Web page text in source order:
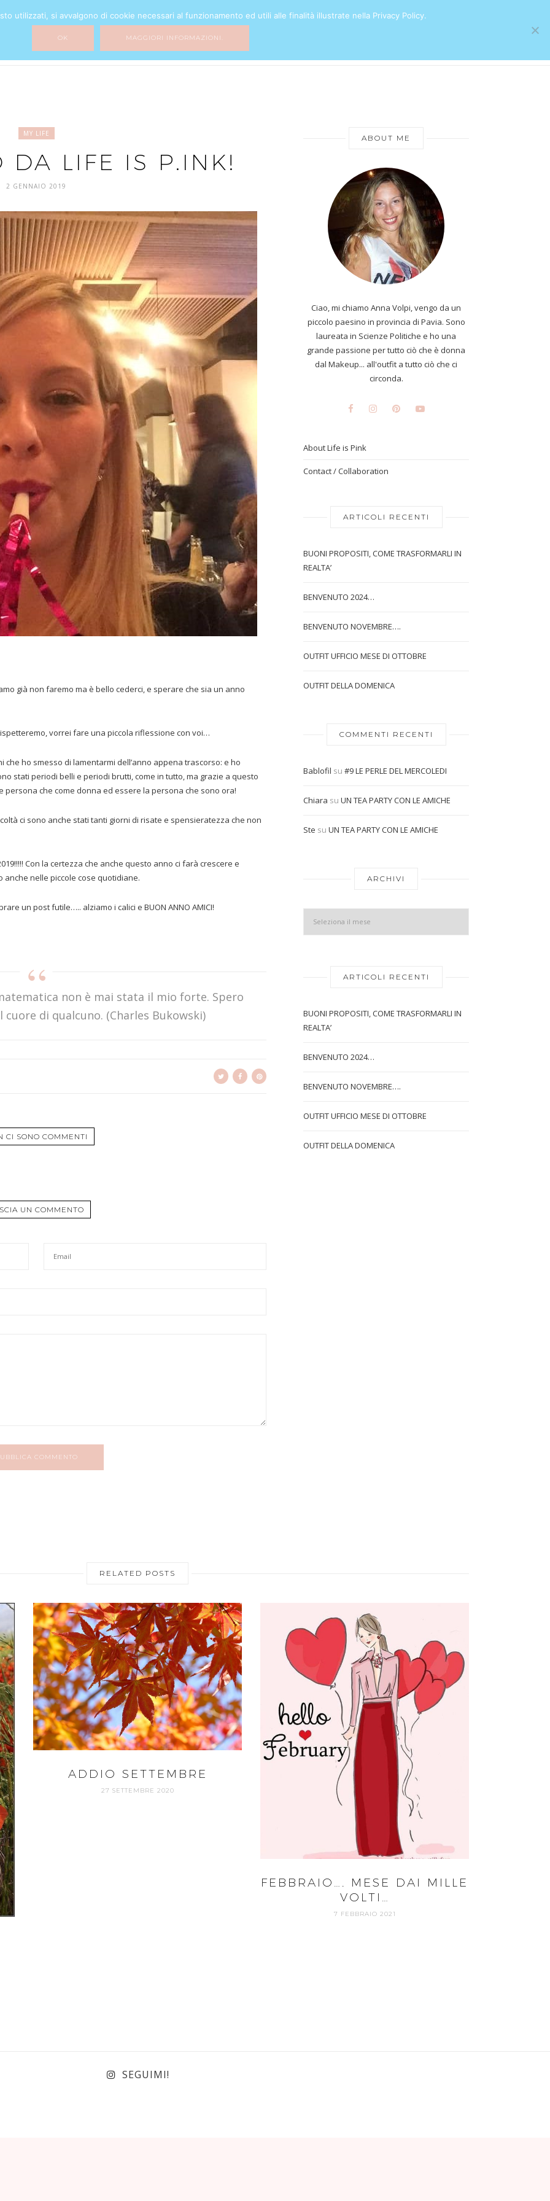
MY LIFE
DA LIFE IS P.INK!
2 GENNAIO 2019
già non faremo ma è bello cederci, e sperare che sia un anno
vorrei fare una piccola riflessione con voi…
che ho smesso di lamentarmi dell’anno appena trascorso: e ho
stati periodi belli e periodi brutti, come in tutto, ma grazie a questo
che come donna ed essere la persona che sono ora!
ci sono anche stati tanti giorni di risate e spensieratezza che non
Con la certezza che anche questo anno ci farà crescere e
nelle piccole cose quotidiane.
un post futile….. alziamo i calici e BUON ANNO AMICI!
non è mai stata il mio forte. Spero
di qualcuno. (Charles Bukowski)
CI SONO COMMENTI
UN COMMENTO
COMMENTO
ABOUT ME
Ciao, mi chiamo Anna Volpi, vengo da un
piccolo paesino in provincia di Pavia. Sono
laureata in Scienze Politiche e ho una
grande passione per tutto ciò che è donna
dal Makeup... all'outfit a tutto ciò che ci
circonda.
About Life is Pink
Contact / Collaboration
ARTICOLI RECENTI
BUONI PROPOSITI, COME TRASFORMARLI IN
REALTA’
BENVENUTO 2024…
BENVENUTO NOVEMBRE….
OUTFIT UFFICIO MESE DI OTTOBRE
OUTFIT DELLA DOMENICA
COMMENTI RECENTI
Bablofil su #9 LE PERLE DEL MERCOLEDI
Chiara su UN TEA PARTY CON LE AMICHE
Ste su UN TEA PARTY CON LE AMICHE
ARCHIVI
ARTICOLI RECENTI
BUONI PROPOSITI, COME TRASFORMARLI IN
REALTA’
BENVENUTO 2024…
BENVENUTO NOVEMBRE….
OUTFIT UFFICIO MESE DI OTTOBRE
OUTFIT DELLA DOMENICA
RELATED POSTS
ADDIO SETTEMBRE
27 SETTEMBRE 2020
FEBBRAIO…. MESE DAI MILLE
VOLTI…
7 FEBBRAIO 2021
SEGUIMI!
utilizzati, si avvalgono di cookie necessari al funzionamento ed utili alle finalità illustrate nella Privacy Policy.
OK MAGGIORI INFORMAZIONI.